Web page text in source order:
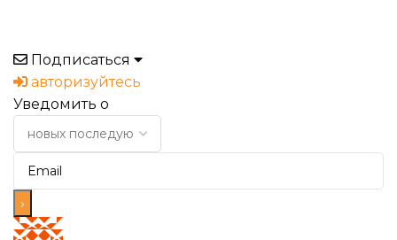
Подписаться
авторизуйтесь
Уведомить о